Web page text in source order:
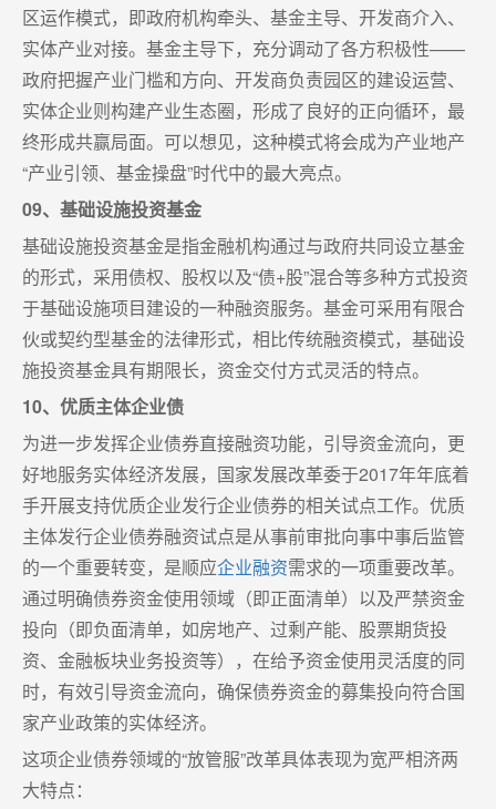
区运作模式，即政府机构牵头、基金主导、开发商介入、
实体产业对接。基金主导下，充分调动了各方积极性——
政府把握产业门槛和方向、开发商负责园区的建设运营、
实体企业则构建产业生态圈，形成了良好的正向循环，最
终形成共赢局面。可以想见，这种模式将会成为产业地产
“产业引领、基金操盘”时代中的最大亮点。
09、基础设施投资基金
基础设施投资基金是指金融机构通过与政府共同设立基金
的形式，采用债权、股权以及“债+股”混合等多种方式投资
于基础设施项目建设的一种融资服务。基金可采用有限合
伙或契约型基金的法律形式，相比传统融资模式，基础设
施投资基金具有期限长，资金交付方式灵活的特点。
10、优质主体企业债
为进一步发挥企业债券直接融资功能，引导资金流向，更
好地服务实体经济发展，国家发展改革委于2017年年底着
手开展支持优质企业发行企业债券的相关试点工作。优质
主体发行企业债券融资试点是从事前审批向事中事后监管
的一个重要转变，是顺应企业融资需求的一项重要改革。
通过明确债券资金使用领域（即正面清单）以及严禁资金
投向（即负面清单，如房地产、过剩产能、股票期货投
资、金融板块业务投资等），在给予资金使用灵活度的同
时，有效引导资金流向，确保债券资金的募集投向符合国
家产业政策的实体经济。
这项企业债券领域的“放管服”改革具体表现为宽严相济两
大特点：